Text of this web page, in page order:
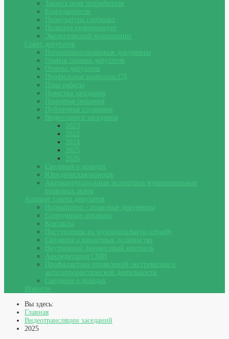
Защита прав потребителя
Благодарности
Прокуратура сообщает
Полиция информирует
Экологический мониторинг
Совет депутатов
Нормативно-правовые документы
График приема депутатов
Отчеты депутатов
Профильные комиссии СД
План работы
Повестка заседания
Принятые решения
Публичные слушания
Видеозаписи заседания
2023
2022
2024
2025
2026
Сведения о доходах
Юридическая помощь
Антикоррупционная экспертиза муниципальных
правовых актов
Аппарат совета депутатов
Нормативно - правовые документы
Сотрудники аппарата
Контакты
Поступление на муниципальную службу
Сведения о вакантных должностях
Внутренний финансовый контроль
Аккредитация СМИ
Профилактика проявлений экстремизма и
антитеррористической деятельности
Сведения о доходах
Новости
Вы здесь:
Главная
Видеотрансляции заседаний
2025